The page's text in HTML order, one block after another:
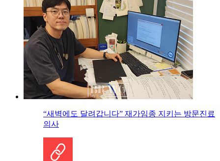
“새벽에도 달려갑니다” 재가임종 지키는 방문진료
의사